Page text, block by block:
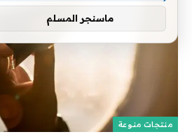
منتجات منوعة
ماسنجر المسلم